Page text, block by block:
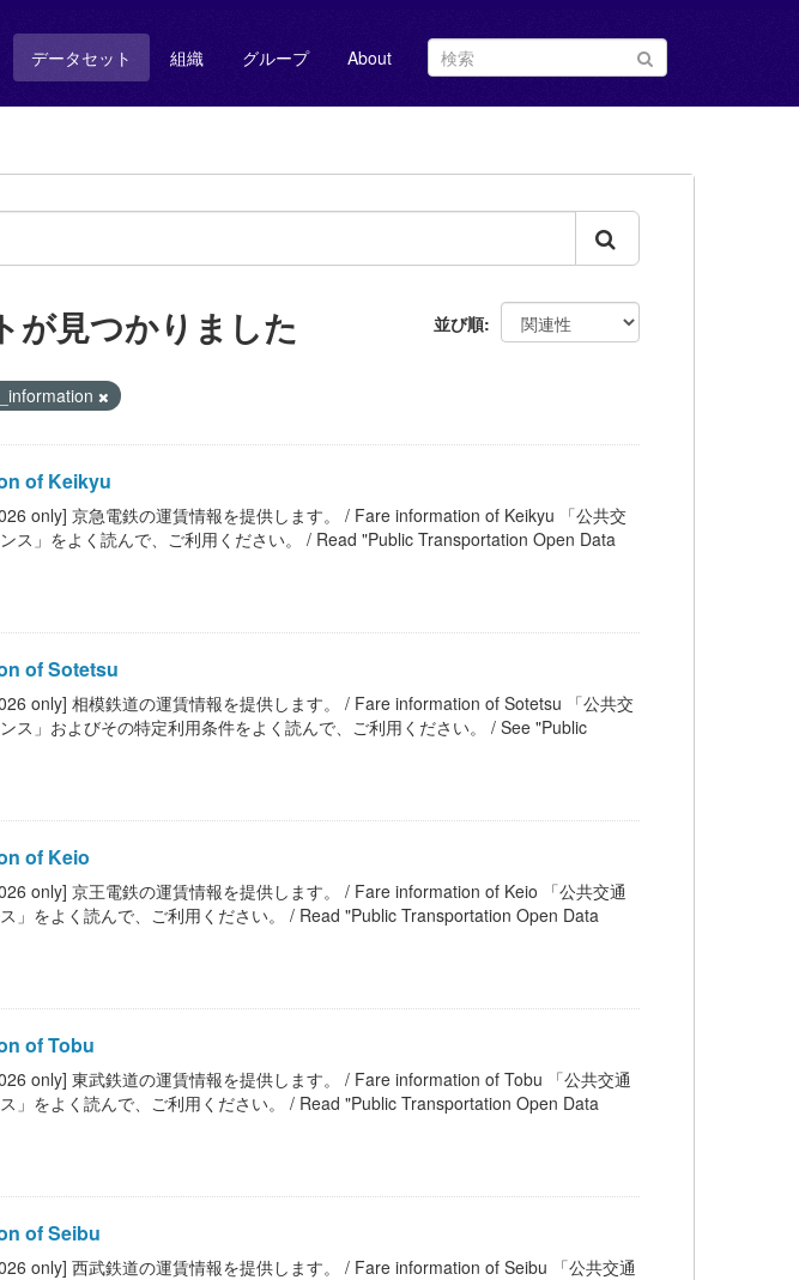
データセット 組織 グループ About
並び順
が見つかりました
of Keikyu
only] 京急電鉄の運賃情報を提供します。 / Fare information of Keikyu 「公共交
ス」をよく読んで、ご利用ください。 / Read "Public Transportation Open Data
of Sotetsu
only] 相模鉄道の運賃情報を提供します。 / Fare information of Sotetsu 「公共交
ス」およびその特定利用条件をよく読んで、ご利用ください。 / See "Public
of Keio
only] 京王電鉄の運賃情報を提供します。 / Fare information of Keio 「公共交通
」をよく読んで、ご利用ください。 / Read "Public Transportation Open Data
of Tobu
only] 東武鉄道の運賃情報を提供します。 / Fare information of Tobu 「公共交通
」をよく読んで、ご利用ください。 / Read "Public Transportation Open Data
of Seibu
only] 西武鉄道の運賃情報を提供します。 / Fare information of Seibu 「公共交通